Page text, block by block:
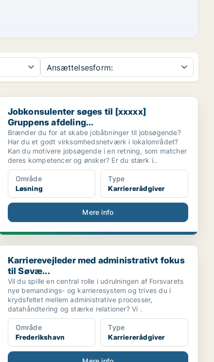
Ansættelsesform:
søges til [xxxxx] Gruppens afdeling...
Jobkonsulenter søges til [xxxxx]
Gruppens afdeling...
Brænder du for at skabe jobåbninger til jobsøgende?
Har du et godt virksomhedsnetværk i lokalområdet?
Kan du motivere jobsøgende i en retning, som matcher
deres kompetencer og ønsker? Er du stærk i..
Område
Løsning
Type
Karriererådgiver
Mere info
med administrativt fokus til Søvæ...
Karrierevejleder med administrativt fokus
til Søvæ...
Vil du spille en central rolle i udrulningen af Forsvarets
nye bemandings- og karrieresystem og trives du i
krydsfeltet mellem administrative processer,
datahåndtering og stærke relationer? Vi .
Område
Frederikshavn
Type
Karriererådgiver